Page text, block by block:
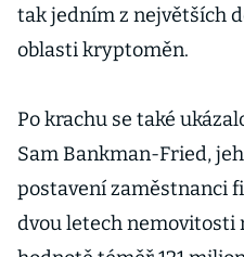
tak jedním z největších
oblasti kryptoměn.
Po krachu se také
Sam Bankman-Fried,
postavení zaměstnanci
dvou letech nemovitosti